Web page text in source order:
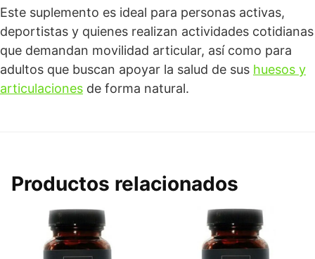
Este suplemento es ideal para personas activas,
deportistas y quienes realizan actividades cotidianas
que demandan movilidad articular, así como para
adultos que buscan apoyar la salud de sus huesos y
articulaciones de forma natural.
Productos relacionados